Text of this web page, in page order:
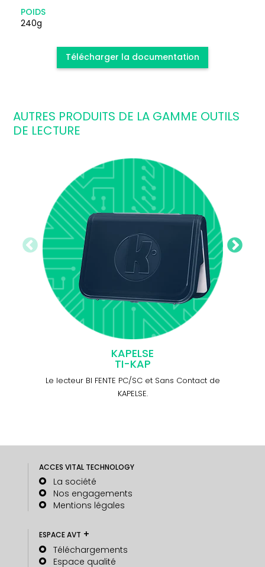
POIDS
240g
Télécharger la documentation
AUTRES PRODUITS DE LA GAMME OUTILS
DE LECTURE
KAPELSE
TI-KAP
Le lecteur BI FENTE PC/SC et Sans Contact de
KAPELSE.
ACCES VITAL TECHNOLOGY
La société
Nos engagements
Mentions légales
ESPACE AVT +
Téléchargements
Espace qualité